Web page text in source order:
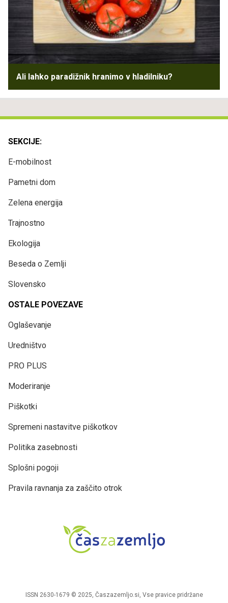
Ali lahko paradižnik hranimo v hladilniku?
SEKCIJE:
E-mobilnost
Pametni dom
Zelena energija
Trajnostno
Ekologija
Beseda o Zemlji
Slovensko
OSTALE POVEZAVE
Oglaševanje
Uredništvo
PRO PLUS
Moderiranje
Piškotki
Spremeni nastavitve piškotkov
Politika zasebnosti
Splošni pogoji
Pravila ravnanja za zaščito otrok
ISSN 2630-1679 © 2025, Časzazemljo.si, Vse pravice pridržane